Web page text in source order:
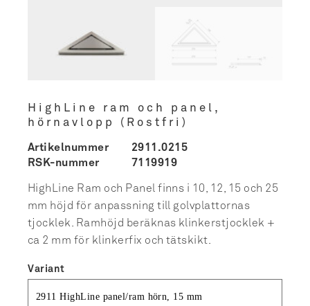
HighLine ram och panel,
hörnavlopp (Rostfri)
Artikelnummer
2911.0215
RSK-nummer
7119919
HighLine Ram och Panel finns i 10, 12, 15 och 25
mm höjd för anpassning till golvplattornas
tjocklek. Ramhöjd beräknas klinkerstjocklek +
ca 2 mm för klinkerfix och tätskikt.
Variant